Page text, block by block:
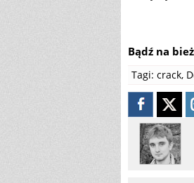
Bądź na
Tagi: crack,